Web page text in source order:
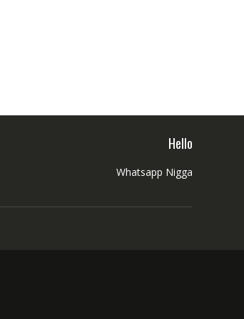
Hello
Whatsapp Nigga